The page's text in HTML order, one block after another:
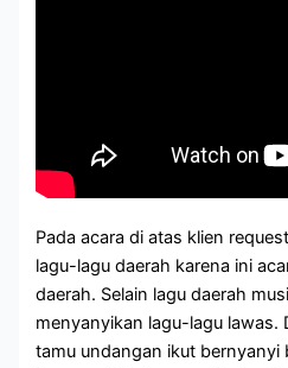
Pada acara di atas klien
lagu-lagu daerah karena ini
daerah. Selain lagu daerah
menyanyikan lagu-lagu lawas.
tamu undangan ikut bernyanyi